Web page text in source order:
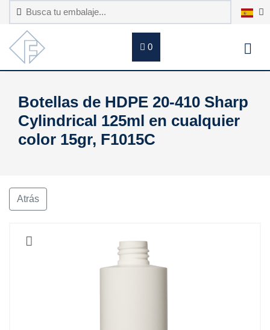
0
Botellas de HDPE 20-410 Sharp
Cylindrical 125ml en cualquier
color 15gr, F1015C
Atrás